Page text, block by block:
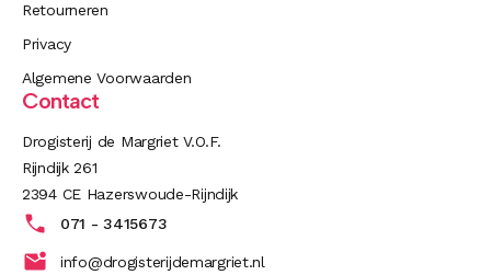
Retourneren
Privacy
Algemene Voorwaarden
Contact
Drogisterij de Margriet V.O.F.
Rijndijk 261
2394 CE Hazerswoude-Rijndijk
071 - 3415673
info@drogisterijdemargriet.nl